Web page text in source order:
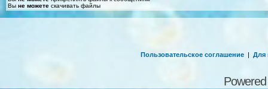
Вы не можете скачивать файлы
Пользовательское соглашение | Для